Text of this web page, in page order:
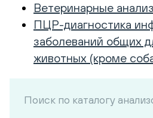
Ветеринарные
ПЦР-диагностика
заболеваний общих
животных (кроме